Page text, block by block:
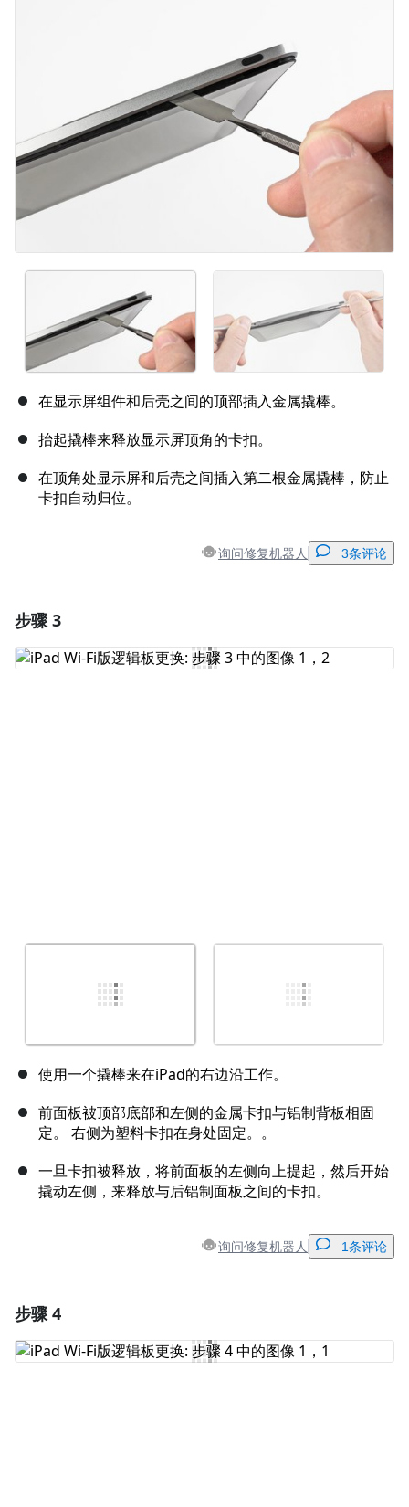
取消
在显示屏组件和后壳之间的顶部插入金属撬棒。
抬起撬棒来释放显示屏顶角的卡扣。
在顶角处显示屏和后壳之间插入第二根金属撬棒，防止
卡扣自动归位。
询问修复机器人 3条评论
添加评论
步骤 3
使用一个撬棒来在iPad的右边沿工作。
前面板被顶部底部和左侧的金属卡扣与铝制背板相固
定。 右侧为塑料卡扣在身处固定。。
一旦卡扣被释放，将前面板的左侧向上提起，然后开始
撬动左侧，来释放与后铝制面板之间的卡扣。
询问修复机器人 1条评论
添加评论
步骤 4